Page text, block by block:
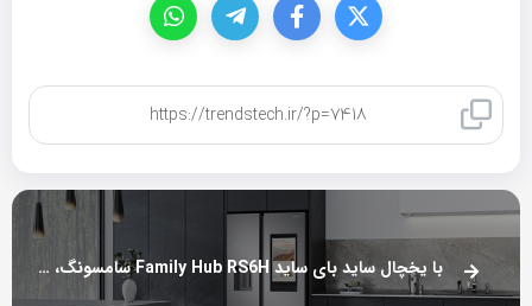
با یخچال ساید بای ساید Family Hub RS6H سامسونگ، زندگی رویایی را تجربه کنید